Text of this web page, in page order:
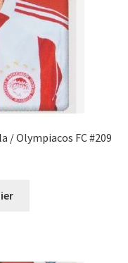
/ Olympiacos FC #209